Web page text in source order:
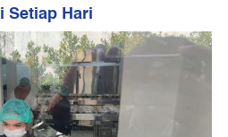
Setiap Hari